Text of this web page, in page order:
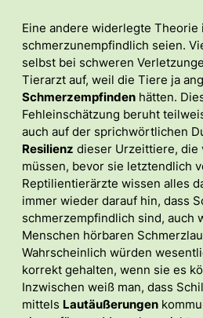
Eine andere widerlegte Theorie
schmerzunempfindlich seien.
selbst bei schweren
Tierarzt auf, weil die Tiere ja
Schmerzempfinden hätten.
Fehleinschätzung beruht
auch auf der sprichwörtlichen
Resilienz dieser Urzeittiere, die
müssen, bevor sie letztendlich
Reptilientierärzte wissen alles
immer wieder darauf hin, dass
schmerzempfindlich sind, auch
Menschen hörbaren
Wahrscheinlich würden
korrekt gehalten, wenn sie es
Inzwischen weiß man, dass
mittels Lautäußerungen